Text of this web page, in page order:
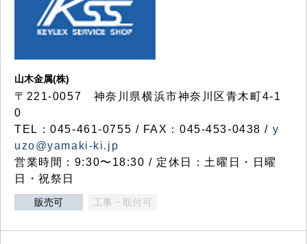
山木金属(株)
〒221-0057 神奈川県横浜市神奈川区青木町4-1
0
TEL：045-461-0755 / FAX：045-453-0438 / y
uzo@yamaki-ki.jp
営業時間：9:30〜18:30 / 定休日：土曜日・日曜
日・祝祭日
販売可 工事・取付可